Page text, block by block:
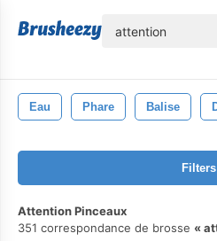
Eau Phare Balise
Filters
Attention Pinceaux
351 correspondance de brosse